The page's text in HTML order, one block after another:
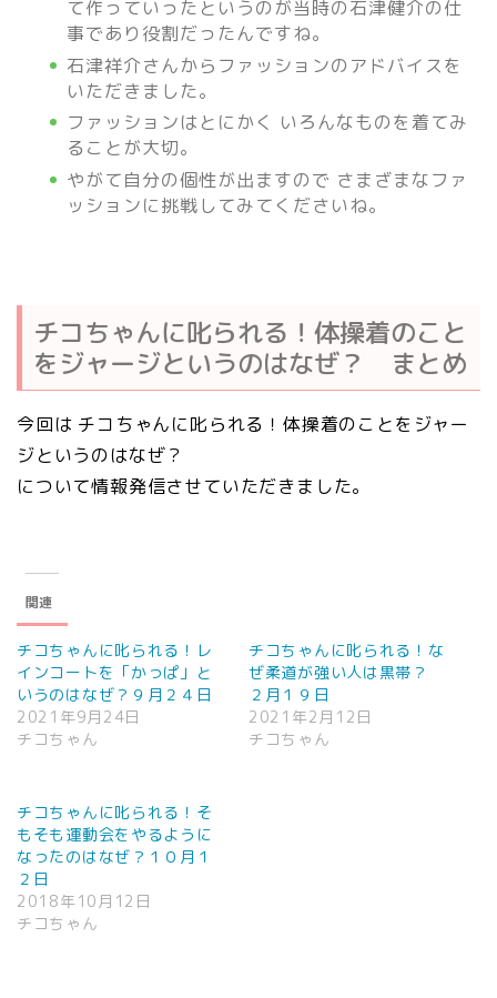
て作っていったというのが当時の石津健介の仕
事であり役割だったんですね。
石津祥介さんからファッションのアドバイスを
いただきました。
ファッションはとにかく いろんなものを着てみ
ることが大切。
やがて自分の個性が出ますので さまざまなファ
ッションに挑戦してみてくださいね。
チコちゃんに叱られる！体操着のこと
をジャージというのはなぜ？ まとめ
今回は チコちゃんに叱られる！体操着のことをジャー
ジというのはなぜ？
について情報発信させていただきました。
関連
チコちゃんに叱られる！レ
インコートを「かっぱ」と
いうのはなぜ？９月２４日
2021年9月24日
チコちゃん
チコちゃんに叱られる！な
ぜ柔道が強い人は黒帯？
２月１９日
2021年2月12日
チコちゃん
チコちゃんに叱られる！そ
もそも運動会をやるように
なったのはなぜ？１０月１
２日
2018年10月12日
チコちゃん